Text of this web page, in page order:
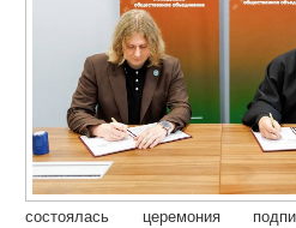
состоялась церемония